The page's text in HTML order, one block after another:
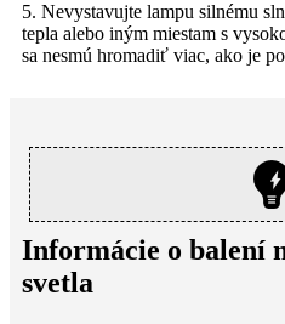
5. Nevystavujte lampu silnému
tepla alebo iným miestam s
sa nesmú hromadiť viac, ako je
Informácie o balení
svetla